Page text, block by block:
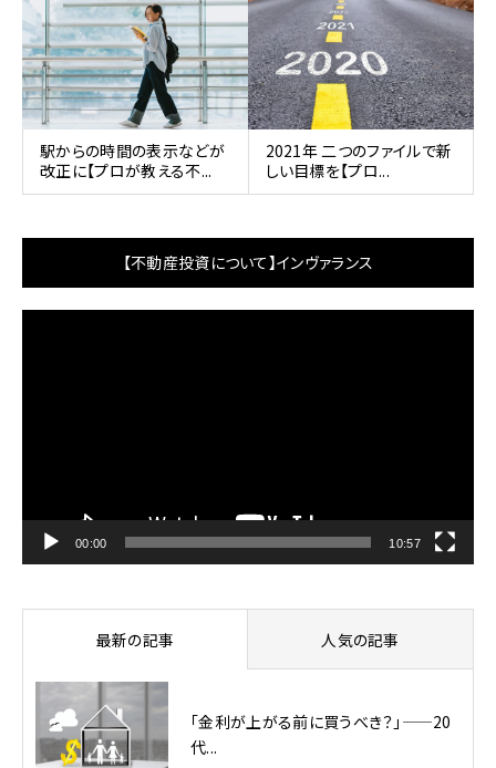
駅からの時間の表示などが
改正に【プロが教える不...
2021年 二つのファイルで新
しい目標を【プロ...
【不動産投資について】インヴァランス
00:00 10:57
最新の記事 人気の記事
「金利が上がる前に買うべき？」——20
代...